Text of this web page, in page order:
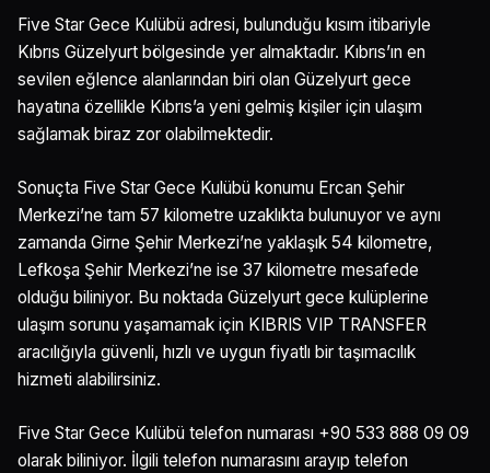
Five Star Gece Kulübü adresi, bulunduğu kısım itibariyle
Kıbrıs Güzelyurt bölgesinde yer almaktadır. Kıbrıs’ın en
sevilen eğlence alanlarından biri olan Güzelyurt gece
hayatına özellikle Kıbrıs’a yeni gelmiş kişiler için ulaşım
sağlamak biraz zor olabilmektedir.
Sonuçta Five Star Gece Kulübü konumu Ercan Şehir
Merkezi’ne tam 57 kilometre uzaklıkta bulunuyor ve aynı
zamanda Girne Şehir Merkezi’ne yaklaşık 54 kilometre,
Lefkoşa Şehir Merkezi’ne ise 37 kilometre mesafede
olduğu biliniyor. Bu noktada Güzelyurt gece kulüplerine
ulaşım sorunu yaşamamak için KIBRIS VIP TRANSFER
aracılığıyla güvenli, hızlı ve uygun fiyatlı bir taşımacılık
hizmeti alabilirsiniz.
Five Star Gece Kulübü telefon numarası +90 533 888 09 09
olarak biliniyor. İlgili telefon numarasını arayıp telefon